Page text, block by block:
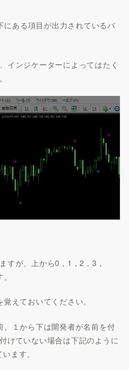
にある項目が出力されているバ
インジケーターによってはたく
すが、上から0，1，2，3，
えておいてください。
、１から下は開発者が名前を付
けていない場合は下記のように
ます。